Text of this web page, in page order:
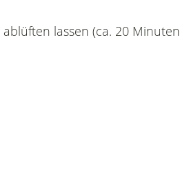
lassen (ca. 20 Minuten